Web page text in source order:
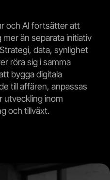
och AI fortsätter att
än separata initiativ
data, synlighet
röra sig i samma
bygga digitala
till affären, anpassas
utveckling inom
och tillväxt.